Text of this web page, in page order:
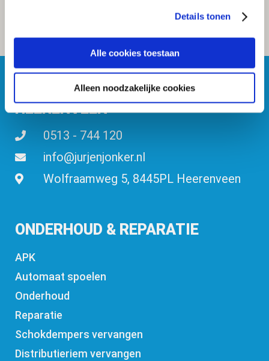
Details tonen
Alle cookies toestaan
Alleen noodzakelijke cookies
BOSCH CAR SERVICE
HEERENVEEN
0513 - 744 120
info@jurjenjonker.nl
Wolfraamweg 5, 8445PL Heerenveen
ONDERHOUD & REPARATIE
APK
Automaat spoelen
Onderhoud
Reparatie
Schokdempers vervangen
Distributieriem vervangen